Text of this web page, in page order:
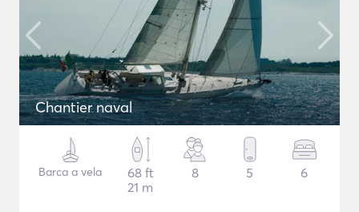
Chantier naval
Barca a vela
68 ft
21 m
8 5 6